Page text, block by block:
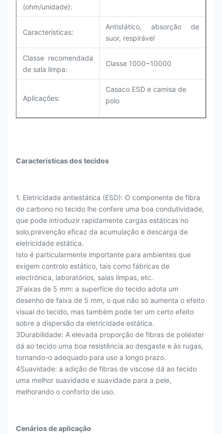
(ohm/unidade):
Características:
Antistático, absorção de
suor, respirável
Classe recomendada
de sala limpa:
Classe 1000~10000
Aplicações:
Casaco ESD e camisa de
polo
Características dos tecidos
1. Eletricidade antiestática (ESD): O componente de fibra
de carbono no tecido lhe confere uma boa condutividade,
que pode introduzir rapidamente cargas estáticas no
solo,prevenção eficaz da acumulação e descarga de
eletricidade estática.
Isto é particularmente importante para ambientes que
exigem controlo estático, tais como fábricas de
electrónica, laboratórios, salas limpas, etc.
2Faixas de 5 mm: a superfície do tecido adota um
desenho de faixa de 5 mm, o que não só aumenta o efeito
visual do tecido, mas também pode ter um certo efeito
sobre a dispersão da eletricidade estática.
3Durabilidade: A elevada proporção de fibras de poliéster
dá ao tecido uma boa resistência ao desgaste e às rugas,
tornando-o adequado para uso a longo prazo.
4Suavidade: a adição de fibras de viscose dá ao tecido
uma melhor suavidade e suavidade para a pele,
melhorando o conforto de uso.
Cenários de aplicação